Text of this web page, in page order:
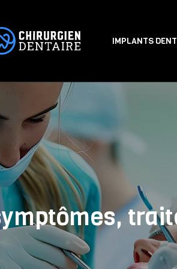
IMPLANTS